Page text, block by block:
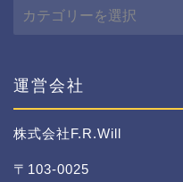
テ
ー
運営会社
株式会社F.R.Will
〒103-0025